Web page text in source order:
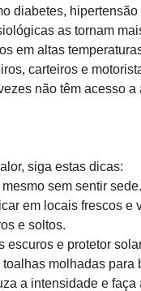
diabetes,
as tornam
em altas
carteiros e
não têm acesso
siga estas dicas:
sem sentir sede.
em locais frescos e
e soltos.
escuros e protetor
molhadas para
a intensidade e